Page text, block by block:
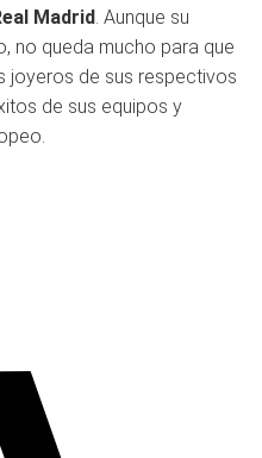
Madrid. Aunque su
no queda mucho para que
joyeros de sus respectivos
de sus equipos y